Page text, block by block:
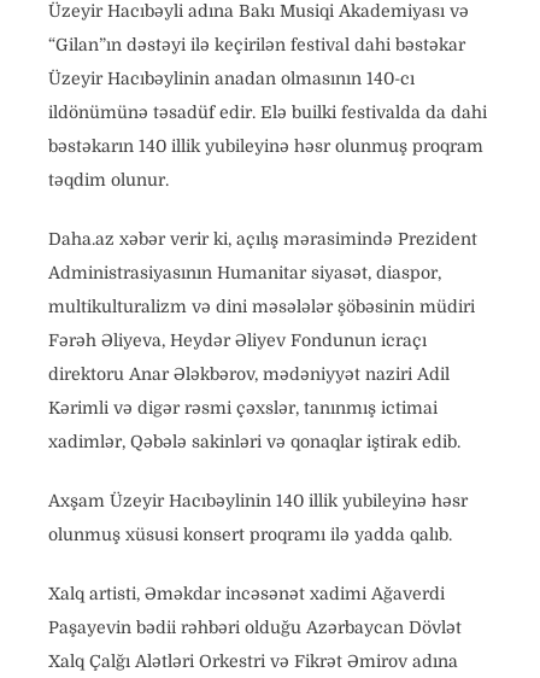
Üzeyir Hacıbəyli adına Bakı Musiqi Akademiyası və
“Gilan”ın dəstəyi ilə keçirilən festival dahi bəstəkar
Üzeyir Hacıbəylinin anadan olmasının 140-cı
ildönümünə təsadüf edir. Elə builki festivalda da dahi
bəstəkarın 140 illik yubileyinə həsr olunmuş proqram
təqdim olunur.
Daha.az xəbər verir ki, açılış mərasimində Prezident
Administrasiyasının Humanitar siyasət, diaspor,
multikulturalizm və dini məsələlər şöbəsinin müdiri
Fərəh Əliyeva, Heydər Əliyev Fondunun icraçı
direktoru Anar Ələkbərov, mədəniyyət naziri Adil
Kərimli və digər rəsmi çəxslər, tanınmış ictimai
xadimlər, Qəbələ sakinləri və qonaqlar iştirak edib.
Axşam Üzeyir Hacıbəylinin 140 illik yubileyinə həsr
olunmuş xüsusi konsert proqramı ilə yadda qalıb.
Xalq artisti, Əməkdar incəsənət xadimi Ağaverdi
Paşayevin bədii rəhbəri olduğu Azərbaycan Dövlət
Xalq Çalğı Alətləri Orkestri və Fikrət Əmirov adına